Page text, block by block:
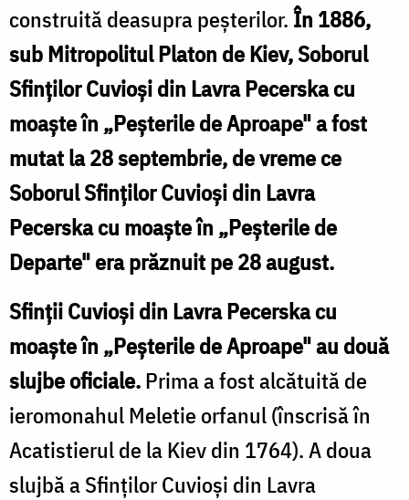
construită deasupra peșterilor.În 1886,
sub Mitropolitul Platon de Kiev, Soborul
Sfinților Cuvioși din Lavra Pecerska cu
moaște în „Peșterile de Aproape" a fost
mutat la 28 septembrie, de vreme ce
Soborul Sfinților Cuvioși din Lavra
Pecerska cu moaște în „Peșterile de
Departe" era prăznuit pe 28 august.
Sfinții Cuvioși din Lavra Pecerska cu
moaște în „Peșterile de Aproape" au două
slujbe oficiale.Prima a fost alcătuită de
ieromonahul Meletie orfanul (înscrisă în
Acatistierul de la Kiev din 1764). A doua
slujbă a Sfinților Cuvioși din Lavra